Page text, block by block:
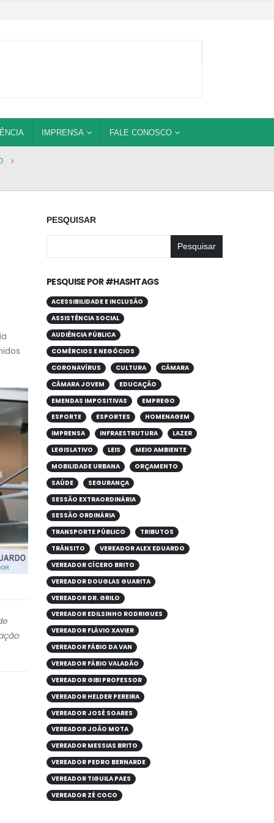
IMPRENSA FALE CONOSCO
PESQUISAR
Pesquisar
PESQUISE POR #HASHTAGS
ACESSIBILIDADE E INCLUSÃO
ASSISTÊNCIA SOCIAL
AUDIÊNCIA PÚBLICA
COMÉRCIOS E NEGÓCIOS
CORONAVÍRUS
CULTURA
CÂMARA
CÂMARA JOVEM
EDUCAÇÃO
EMENDAS IMPOSITIVAS
EMPREGO
ESPORTE
ESPORTES
HOMENAGEM
IMPRENSA
INFRAESTRUTURA
LAZER
LEGISLATIVO
LEIS
MEIO AMBIENTE
MOBILIDADE URBANA
ORÇAMENTO
SAÚDE
SEGURANÇA
SESSÃO EXTRAORDINÁRIA
SESSÃO ORDINÁRIA
TRANSPORTE PÚBLICO
TRIBUTOS
TRÂNSITO
VEREADOR ALEX EDUARDO
VEREADOR CÍCERO BRITO
VEREADOR DOUGLAS GUARITA
VEREADOR DR. GRILO
VEREADOR EDILSINHO RODRIGUES
VEREADOR FLÁVIO XAVIER
VEREADOR FÁBIO DA VAN
VEREADOR FÁBIO VALADÃO
VEREADOR GIBI PROFESSOR
VEREADOR HELDER PEREIRA
VEREADOR JOSÉ SOARES
VEREADOR JOÃO MOTA
VEREADOR MESSIAS BRITO
VEREADOR PEDRO BERNARDE
VEREADOR TIGUILA PAES
VEREADOR ZÉ COCO